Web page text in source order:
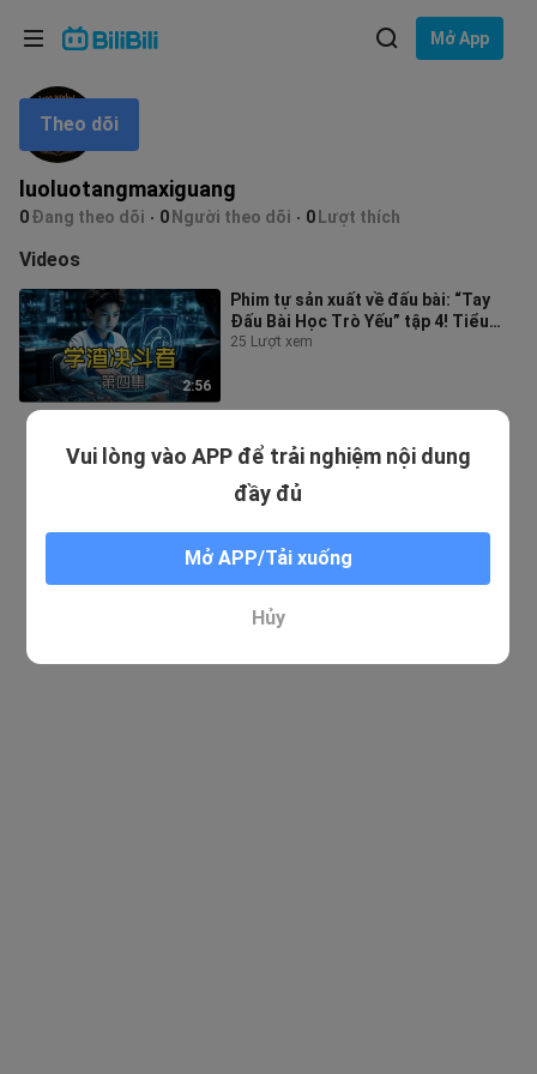
Mở App
luoluotangmaxiguang
0Đang theo dõi 0 Người theo dõi 0 Lượt thích
Theo dõi
Videos
2:56
Phim tự sản xuất về đấu bài: “Tay
Đấu Bài Học Trò Yếu” tập 4! Tiểu
Quang lật kèo ngoạn mục với bộ bà
25 Lượt xem
Ngôn ngữ: Tiếng Việt
Lựa chọn ngôn ngữ
English
ภาษาไทย
Tiếng Việt
Bahasa Melayu
Vui lòng vào APP để trải nghiệm nội dung
đầy đủ
Mở APP/Tải xuống
Hủy